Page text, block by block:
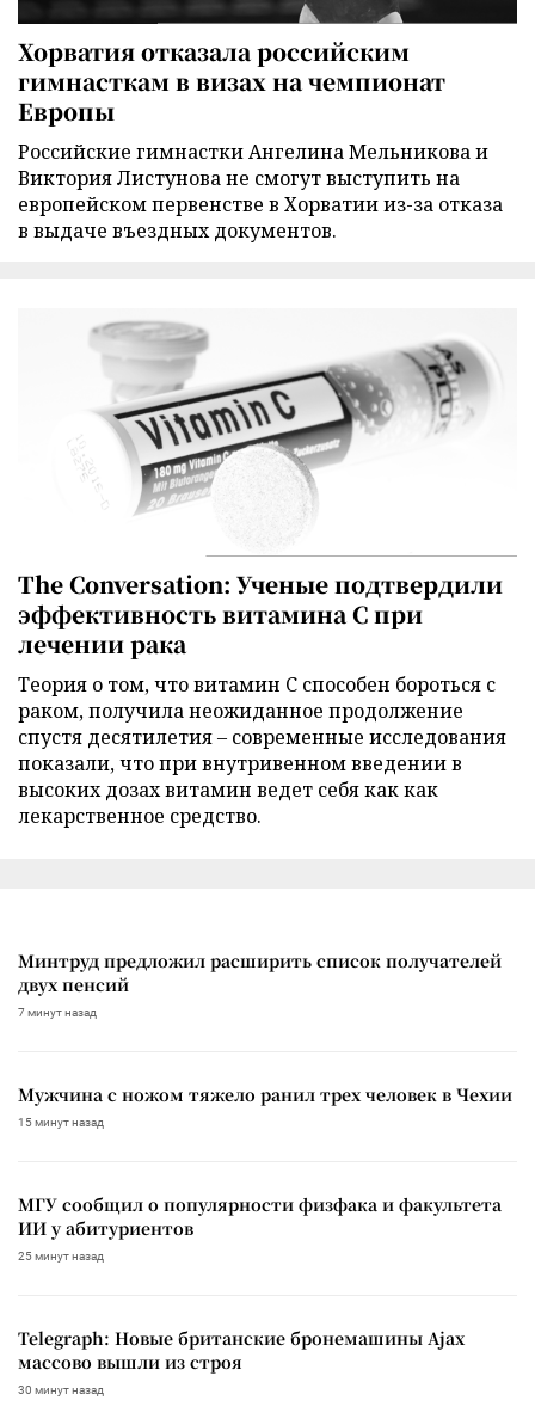
Хорватия отказала российским
гимнасткам в визах на чемпионат
Европы
Российские гимнастки Ангелина Мельникова и
Виктория Листунова не смогут выступить на
европейском первенстве в Хорватии из-за отказа
в выдаче въездных документов.
The Conversation: Ученые подтвердили
эффективность витамина C при
лечении рака
Теория о том, что витамин C способен бороться с
раком, получила неожиданное продолжение
спустя десятилетия – современные исследования
показали, что при внутривенном введении в
высоких дозах витамин ведет себя как как
лекарственное средство.
Минтруд предложил расширить список получателей
двух пенсий
7 минут назад
Мужчина с ножом тяжело ранил трех человек в Чехии
15 минут назад
МГУ сообщил о популярности физфака и факультета
ИИ у абитуриентов
25 минут назад
Telegraph: Новые британские бронемашины Ajax
массово вышли из строя
30 минут назад